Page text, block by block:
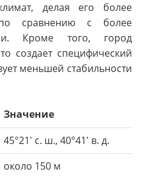
делая его более
сравнению с более
Кроме того, город
создает специфический
меньшей стабильности
Значение
45°21' с. ш., 40°41' в. д.
около 150 м